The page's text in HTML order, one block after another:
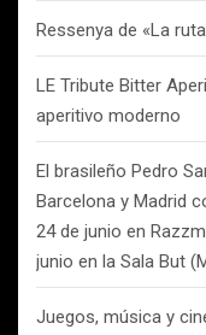
Ressenya de «La
LE Tribute Bitter
aperitivo moderno
El brasileño Pedro
Barcelona y Madrid
24 de junio en
junio en la Sala But
Juegos, música y